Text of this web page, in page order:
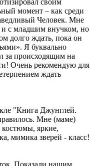
момент – как среди
Человек. Мне
и с младшим внучком, но
долго ждать, пока он
Я буквально
за происходящим на
Очень рекомендую для
ждать
"Книга Джунглей.
Мне (маме)
яркие,
мимика зверей - класс!
Показали нашим